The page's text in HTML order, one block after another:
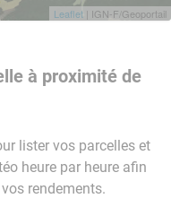
Leaflet | IGN-F/Geoportail
à proximité de
lister vos parcelles et
heure par heure afin
rendements.